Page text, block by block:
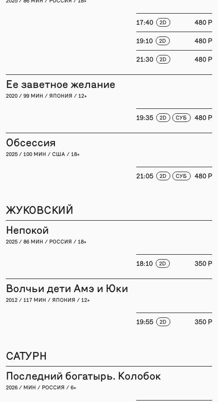
17:40 2D 480 P
19:10 2D 480 P
21:30 2D 480 P
Ее заветное желание
2020 / 99 МИН / ЯПОНИЯ / 12+
19:35 2D СУБ 480 P
Обсессия
2025 / 100 МИН / США / 18+
21:05 2D СУБ 480 P
ЖУКОВСКИЙ
Непокой
2025 / 86 МИН / РОССИЯ / 18+
18:10 2D 350 P
Волчьи дети Амэ и Юки
2012 / 117 МИН / ЯПОНИЯ / 12+
19:55 2D 350 P
САТУРН
Последний богатырь. Колобок
2026 / МИН / РОССИЯ / 6+